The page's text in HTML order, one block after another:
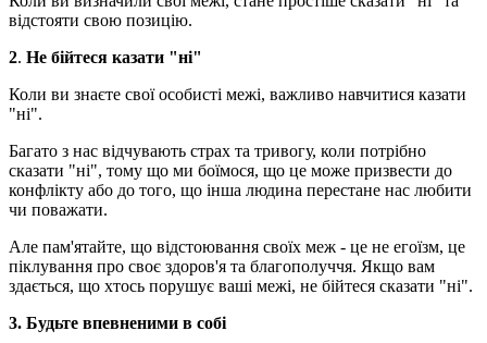
відстояти свою позицію.
2. Не бійтеся казати "ні"
Коли ви знаєте свої особисті межі, важливо навчитися казати
"ні".
Багато з нас відчувають страх та тривогу, коли потрібно
сказати "ні", тому що ми боїмося, що це може призвести до
конфлікту або до того, що інша людина перестане нас любити
чи поважати.
Але пам'ятайте, що відстоювання своїх меж - це не егоїзм, це
піклування про своє здоров'я та благополуччя. Якщо вам
здається, що хтось порушує ваші межі, не бійтеся сказати "ні".
3. Будьте впевненими в собі